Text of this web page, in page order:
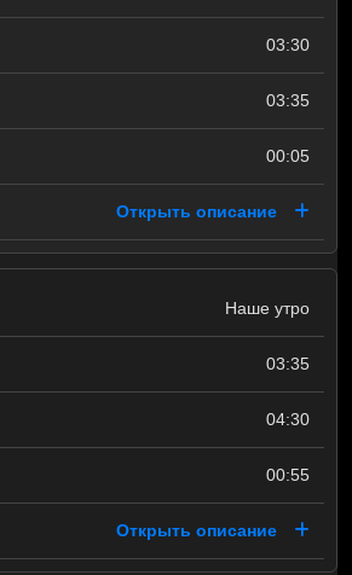
03:30
03:35
00:05
Открыть описание
Наше утро
03:35
04:30
00:55
Открыть описание